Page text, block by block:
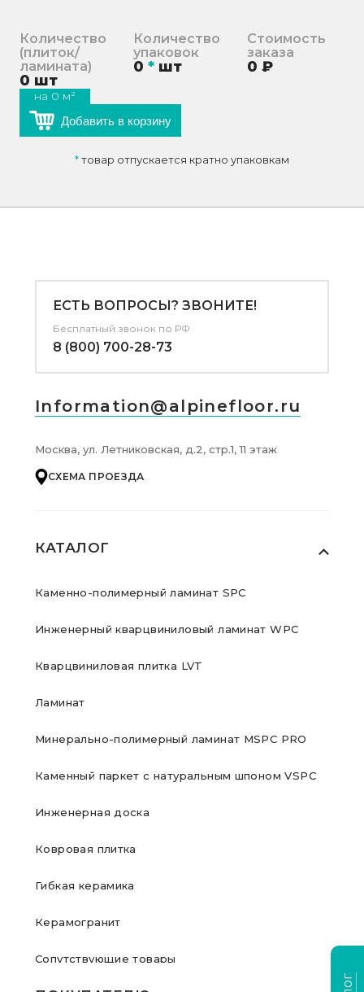
Количество
(плиток/
ламината)
0 шт
на 0 м²
Количество
упаковок
0 * шт
Стоимость
заказа
0 ₽
Добавить в корзину
*товар отпускается кратно упаковкам
КАТАЛОГ
Каменно-полимерный ламинат SPC
Инженерный кварцвиниловый ламинат WPC
Кварцвиниловая плитка LVT
Ламинат
Минерально-полимерный ламинат MSPC PRO
Каменный паркет с натуральным шпоном VSPC
Инженерная доска
Ковровая плитка
Гибкая керамика
Керамогранит
Сопутствующие товары
ЕСТЬ ВОПРОСЫ? ЗВОНИТЕ!
Бесплатный звонок по РФ
8 (800) 700-28-73
Information@alpinefloor.ru
Москва, ул. Летниковская, д.2, стр.1, 11 этаж
СХЕМА ПРОЕЗДА